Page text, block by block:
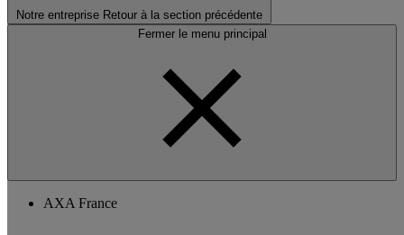
Notre entreprise Retour à la section précédente
Fermer le menu principal
AXA France